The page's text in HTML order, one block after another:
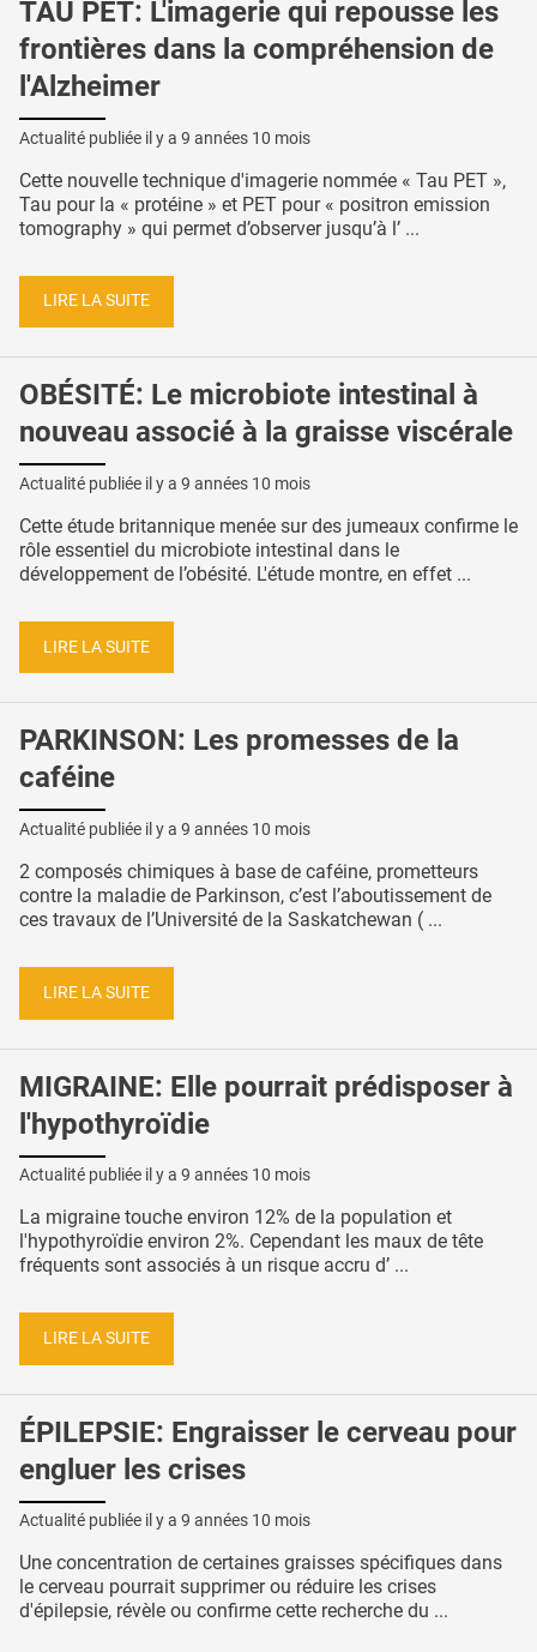
TAU PET: L'imagerie qui repousse les
frontières dans la compréhension de
l'Alzheimer
Actualité publiée il y a 9 années 10 mois
Cette nouvelle technique d'imagerie nommée « Tau PET »,
Tau pour la « protéine » et PET pour « positron emission
tomography » qui permet d’observer jusqu’à l’ ...
LIRE LA SUITE
OBÉSITÉ: Le microbiote intestinal à
nouveau associé à la graisse viscérale
Actualité publiée il y a 9 années 10 mois
Cette étude britannique menée sur des jumeaux confirme le
rôle essentiel du microbiote intestinal dans le
développement de l’obésité. L'étude montre, en effet ...
LIRE LA SUITE
PARKINSON: Les promesses de la
caféine
Actualité publiée il y a 9 années 10 mois
2 composés chimiques à base de caféine, prometteurs
contre la maladie de Parkinson, c’est l’aboutissement de
ces travaux de l’Université de la Saskatchewan ( ...
LIRE LA SUITE
MIGRAINE: Elle pourrait prédisposer à
l'hypothyroïdie
Actualité publiée il y a 9 années 10 mois
La migraine touche environ 12% de la population et
l'hypothyroïdie environ 2%. Cependant les maux de tête
fréquents sont associés à un risque accru d’ ...
LIRE LA SUITE
ÉPILEPSIE: Engraisser le cerveau pour
engluer les crises
Actualité publiée il y a 9 années 10 mois
Une concentration de certaines graisses spécifiques dans
le cerveau pourrait supprimer ou réduire les crises
d'épilepsie, révèle ou confirme cette recherche du ...